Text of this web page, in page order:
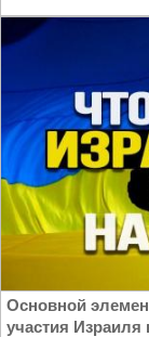
Основной
участия Израиля